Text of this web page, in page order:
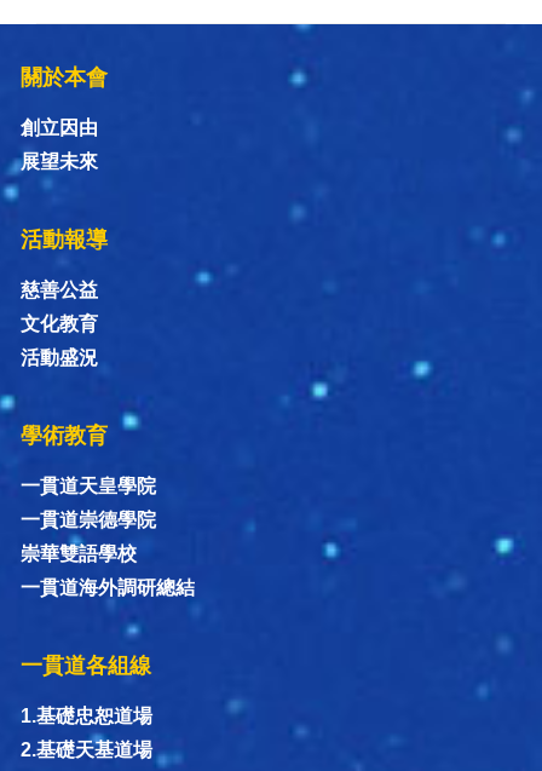
關於本會
創立因由
展望未來
活動報導
慈善公益
文化教育
活動盛況
學術教育
一貫道天皇學院
一貫道崇德學院
崇華雙語學校
一貫道海外調研總結
一貫道各組線
1.基礎忠恕道場
2.基礎天基道場